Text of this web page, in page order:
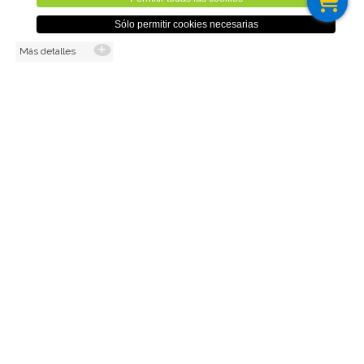
2,00€
Sólo permitir cookies necesarias
Más detalles